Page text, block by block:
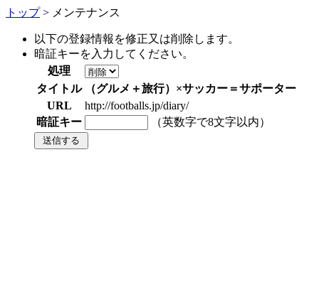
トップ> メンテナンス
以下の登録情報を修正又は削除します。
暗証キーを入力してください。
処理
タイトル
（グルメ＋旅行）×サッカー＝サポーター
URL
http://footballs.jp/diary/
暗証キー
（英数字で8文字以内）